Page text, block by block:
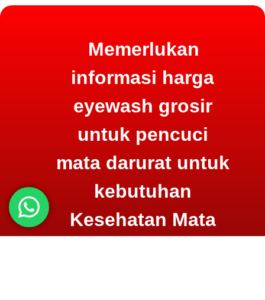
Memerlukan
informasi harga
eyewash grosir
untuk pencuci
mata darurat untuk
kebutuhan
Kesehatan Mata